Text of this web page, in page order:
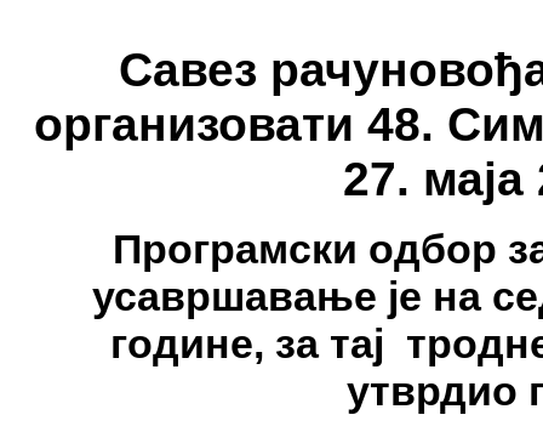
Савез
организовати 48.
27. маја
Програмски одбор
усавршавање је на
године, за тај
утврдио